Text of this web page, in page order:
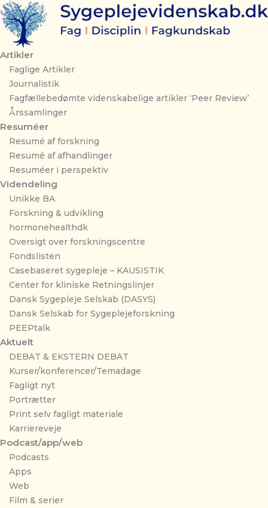
Gå
til
indholdet
Artikler
Faglige Artikler
Journalistik
Fagfællebedømte videnskabelige artikler ‘Peer Review’
Årssamlinger
Resuméer
Resumé af forskning
Resumé af afhandlinger
Resuméer i perspektiv
Videndeling
Unikke BA
Forskning & udvikling
hormonehealthdk
Oversigt over forskningscentre
Fondslisten
Casebaseret sygepleje – KAUSISTIK
Center for kliniske Retningslinjer
Dansk Sygepleje Selskab (DASYS)
Dansk Selskab for Sygeplejeforskning
PEEPtalk
Aktuelt
DEBAT & EKSTERN DEBAT
Kurser/konferencer/Temadage
Fagligt nyt
Portrætter
Print selv fagligt materiale
Karriereveje
Podcast/app/web
Podcasts
Apps
Web
Film & serier